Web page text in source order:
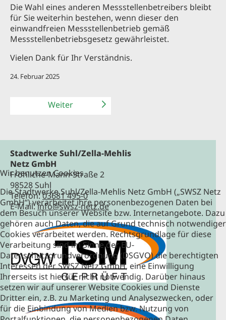
Die Wahl eines anderen Messstellenbetreibers bleibt
für Sie weiterhin bestehen, wenn dieser den
einwandfreien Messstellenbetrieb gemäß
Messstellenbetriebsgesetz gewährleistet.
Vielen Dank für Ihr Verständnis.
24. Februar 2025
Weiter
Stadtwerke Suhl/Zella-Mehlis
Netz GmbH
Fröhliche-Mann-Straße 2
98528 Suhl
Telefon:03681 495-0
E-Mail:info@swsz-netz.de
Wir benutzen Cookies
Die Stadtwerke Suhl/Zella-Mehlis Netz GmbH („SWSZ Netz
GmbH“) verarbeitet ihre personenbezogenen Daten bei
dem Besuch unserer Website bzw. Internetangebote. Dazu
gehören auch Daten, die auf Grund technisch notwendiger
Cookies verarbeitet werden. Rechtsgrundlage für diese
Verarbeitung sind im Sinne der EU-
Datenschutzgrundverordnung (DSGVO) die berechtigten
Interessen der SWSZ Netz GmbH, eine Einwilligung
Ihrerseits ist hierfür nicht notwendig. Darüber hinaus
setzen wir auf unserer Website Cookies und Dienste
Dritter ein, z.B. zu Marketing und Analysezwecken, oder
für die Einbindung von Medien bzw. Nutzung von